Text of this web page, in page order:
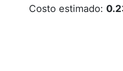
Costo estimado: